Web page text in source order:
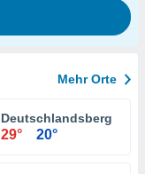
Mehr Orte
Deutschlandsberg
29° 20°